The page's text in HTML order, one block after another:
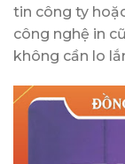
tin công ty
công nghệ in
không cần lo